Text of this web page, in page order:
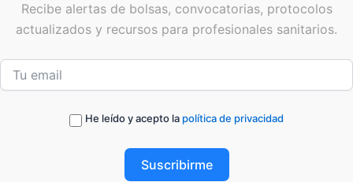
Recibe alertas de bolsas, convocatorias, protocolos
actualizados y recursos para profesionales sanitarios.
He leído y acepto la política de privacidad
Suscribirme